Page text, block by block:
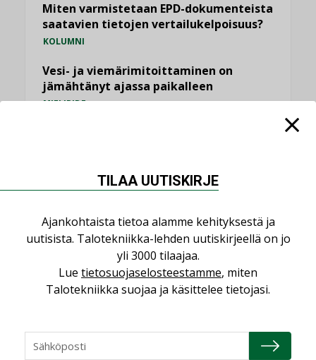
Miten varmistetaan EPD-dokumenteista
saatavien tietojen vertailukelpoisuus?
KOLUMNI
Vesi- ja viemärimitoittaminen on
jämähtänyt ajassa paikalleen
MIELIPIDE
NIMITYKSET
Consti
NIMITYKSET
TILAA UUTISKIRJE
Ajankohtaista tietoa alamme kehityksestä ja
uutisista. Talotekniikka-lehden uutiskirjeellä on jo
yli 3000 tilaajaa.
Lue tietosuojaselosteestamme, miten
Talotekniikka suojaa ja käsittelee tietojasi.